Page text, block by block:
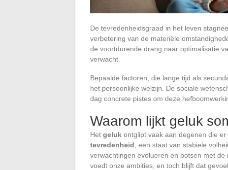
De tevredenheidsgraad in het leven
verbetering van de materiële
de voortdurende drang naar optimalisatie
verwacht.
Bepaalde factoren, die lange tijd als
het persoonlijke welzijn. De sociale
dag concrete pistes om deze
Waarom lijkt geluk
Het geluk ontglipt vaak aan degenen die
tevredenheid , een staat van stabiele
verwachtingen evolueren en botsen met de
voedt onze ambities, en toch blijft dat